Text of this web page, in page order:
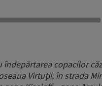
copacilor
Virtuții, în strada